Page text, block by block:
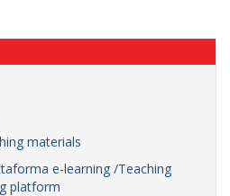
materials
e-learning /Teaching
platform